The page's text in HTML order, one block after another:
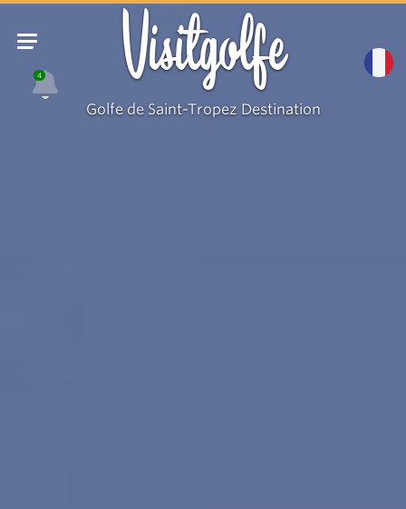
4 Visitgolfe
Golfe de Saint-Tropez Destination